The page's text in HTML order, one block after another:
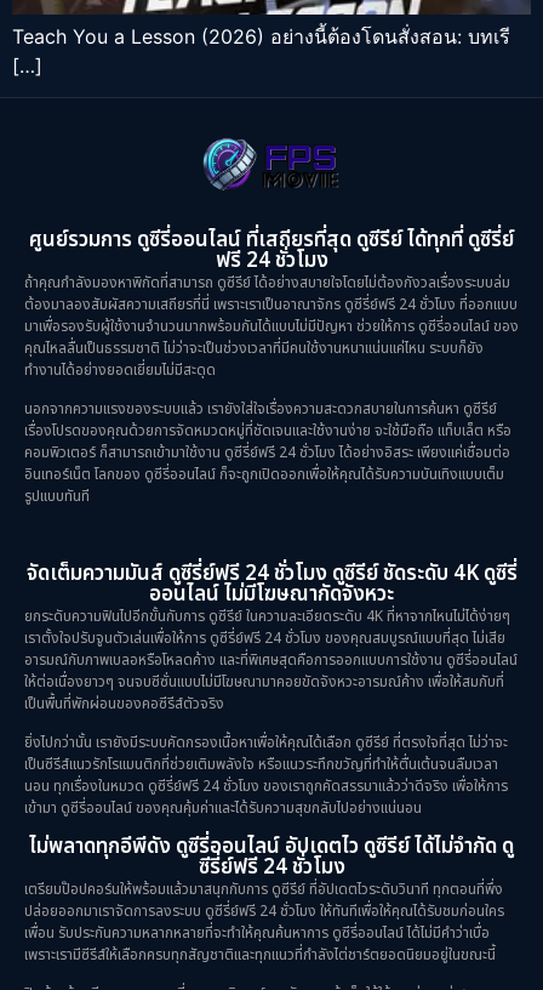
Teach You a Lesson (2026) อย่างนี้ต้องโดนสั่งสอน: บทเรี
[…]
ศูนย์รวมการ ดูซีรี่ออนไลน์ ที่เสถียรที่สุด ดูซีรีย์ ได้ทุกที่ ดูซีรี่ย์
ฟรี 24 ชั่วโมง
ถ้าคุณกำลังมองหาพิกัดที่สามารถ ดูซีรีย์ ได้อย่างสบายใจโดยไม่ต้องกังวลเรื่องระบบล่ม
ต้องมาลองสัมผัสความเสถียรที่นี่ เพราะเราเป็นอาณาจักร ดูซีรี่ย์ฟรี 24 ชั่วโมง ที่ออกแบบ
มาเพื่อรองรับผู้ใช้งานจำนวนมากพร้อมกันได้แบบไม่มีปัญหา ช่วยให้การ ดูซีรี่ออนไลน์ ของ
คุณไหลลื่นเป็นธรรมชาติ ไม่ว่าจะเป็นช่วงเวลาที่มีคนใช้งานหนาแน่นแค่ไหน ระบบก็ยัง
ทำงานได้อย่างยอดเยี่ยมไม่มีสะดุด
นอกจากความแรงของระบบแล้ว เรายังใส่ใจเรื่องความสะดวกสบายในการค้นหา ดูซีรีย์
เรื่องโปรดของคุณด้วยการจัดหมวดหมู่ที่ชัดเจนและใช้งานง่าย จะใช้มือถือ แท็บเล็ต หรือ
คอมพิวเตอร์ ก็สามารถเข้ามาใช้งาน ดูซีรี่ย์ฟรี 24 ชั่วโมง ได้อย่างอิสระ เพียงแค่เชื่อมต่อ
อินเทอร์เน็ต โลกของ ดูซีรี่ออนไลน์ ก็จะถูกเปิดออกเพื่อให้คุณได้รับความบันเทิงแบบเต็ม
รูปแบบทันที
จัดเต็มความมันส์ ดูซีรี่ย์ฟรี 24 ชั่วโมง ดูซีรีย์ ชัดระดับ 4K ดูซีรี่
ออนไลน์ ไม่มีโฆษณากัดจังหวะ
ยกระดับความฟินไปอีกขั้นกับการ ดูซีรีย์ ในความละเอียดระดับ 4K ที่หาจากไหนไม่ได้ง่ายๆ
เราตั้งใจปรับจูนตัวเล่นเพื่อให้การ ดูซีรี่ย์ฟรี 24 ชั่วโมง ของคุณสมบูรณ์แบบที่สุด ไม่เสีย
อารมณ์กับภาพเบลอหรือโหลดค้าง และที่พิเศษสุดคือการออกแบบการใช้งาน ดูซีรี่ออนไลน์
ให้ต่อเนื่องยาวๆ จนจบซีซั่นแบบไม่มีโฆษณามาคอยขัดจังหวะอารมณ์ค้าง เพื่อให้สมกับที่
เป็นพื้นที่พักผ่อนของคอซีรีส์ตัวจริง
ยิ่งไปกว่านั้น เรายังมีระบบคัดกรองเนื้อหาเพื่อให้คุณได้เลือก ดูซีรีย์ ที่ตรงใจที่สุด ไม่ว่าจะ
เป็นซีรีส์แนวรักโรแมนติกที่ช่วยเติมพลังใจ หรือแนวระทึกขวัญที่ทำให้ตื่นเต้นจนลืมเวลา
นอน ทุกเรื่องในหมวด ดูซีรี่ย์ฟรี 24 ชั่วโมง ของเราถูกคัดสรรมาแล้วว่าดีจริง เพื่อให้การ
เข้ามา ดูซีรี่ออนไลน์ ของคุณคุ้มค่าและได้รับความสุขกลับไปอย่างแน่นอน
ไม่พลาดทุกอีพีดัง ดูซีรี่ออนไลน์ อัปเดตไว ดูซีรีย์ ได้ไม่จำกัด ดู
ซีรี่ย์ฟรี 24 ชั่วโมง
เตรียมป๊อปคอร์นให้พร้อมแล้วมาสนุกกับการ ดูซีรีย์ ที่อัปเดตไวระดับวินาที ทุกตอนที่พึ่ง
ปล่อยออกมาเราจัดการลงระบบ ดูซีรี่ย์ฟรี 24 ชั่วโมง ให้ทันทีเพื่อให้คุณได้รับชมก่อนใคร
เพื่อน รับประกันความหลากหลายที่จะทำให้คุณค้นหาการ ดูซีรี่ออนไลน์ ได้ไม่มีคำว่าเบื่อ
เพราะเรามีซีรีส์ให้เลือกครบทุกสัญชาติและทุกแนวที่กำลังไต่ชาร์ตยอดนิยมอยู่ในขณะนี้